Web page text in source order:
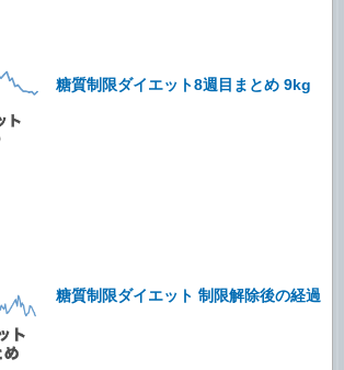
糖質制限ダイエット8週目まとめ 9kg
糖質制限ダイエット 制限解除後の経過